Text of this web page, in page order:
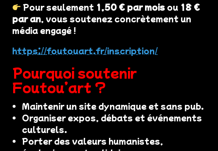
Pour seulement 1,50 € par mois ou 18 €
par an, vous soutenez concrètement un
média engagé !
https://foutouart.fr/inscription/
Pourquoi soutenir
Foutou’art ?
Maintenir un site dynamique et sans pub.
Organiser expos, débats et événements
culturels.
Porter des valeurs humanistes,